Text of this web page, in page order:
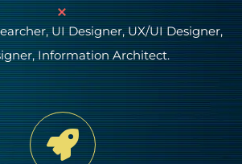
UI Designer, UX/UI Designer,
Information Architect.